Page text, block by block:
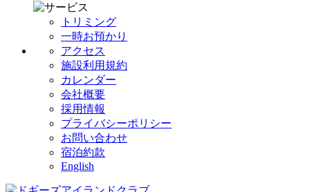
トリミング
一時お預かり
アクセス
施設利用規約
カレンダー
会社概要
採用情報
プライバシーポリシー
お問い合わせ
宿泊約款
English